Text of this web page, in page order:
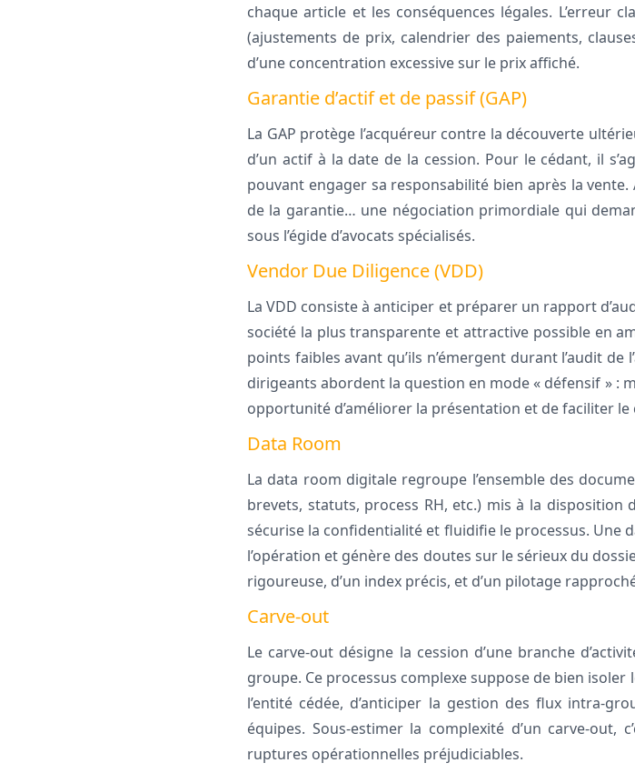
chaque article et les conséquences légales. L’erreur
(ajustements de prix, calendrier des paiements,
d’une concentration excessive sur le prix affiché.
Garantie d’actif et de passif (GAP)
La GAP protège l’acquéreur contre la découverte
d’un actif à la date de la cession. Pour le cédant, il
pouvant engager sa responsabilité bien après la
de la garantie… une négociation primordiale qui
sous l’égide d’avocats spécialisés.
Vendor Due Diligence (VDD)
La VDD consiste à anticiper et préparer un rapport
société la plus transparente et attractive possible en
points faibles avant qu’ils n’émergent durant l’audit
dirigeants abordent la question en mode « défensif » :
opportunité d’améliorer la présentation et de faciliter le
Data Room
La data room digitale regroupe l’ensemble des
brevets, statuts, process RH, etc.) mis à la
sécurise la confidentialité et fluidifie le processus.
l’opération et génère des doutes sur le sérieux du
rigoureuse, d’un index précis, et d’un pilotage
Carve-out
Le carve-out désigne la cession d’une branche
groupe. Ce processus complexe suppose de bien
l’entité cédée, d’anticiper la gestion des flux intra-
équipes. Sous-estimer la complexité d’un carve-out,
ruptures opérationnelles préjudiciables.